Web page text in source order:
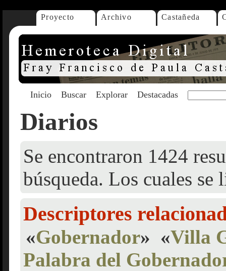
Proyecto Archivo Castañeda
Inicio Buscar Explorar Destacadas
Diarios
Se encontraron 1424
búsqueda. Los cuales se
Descriptores
«Gobernador» «Villa
Palabra del